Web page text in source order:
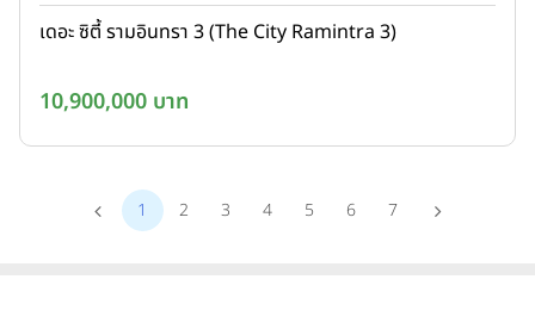
เดอะ ซิตี้ รามอินทรา 3 (The City Ramintra 3)
10,900,000 บาท
1 2 3 4 5 6 7